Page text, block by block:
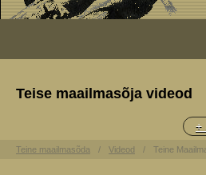
Teise maailmasõja videod
+
Teine maailmasõda Videod Teine